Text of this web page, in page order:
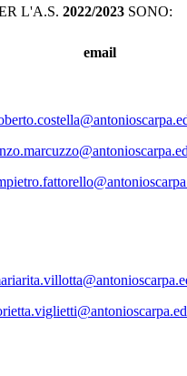
L'A.S. 2022/2023 SONO:
email